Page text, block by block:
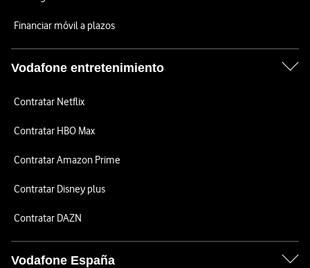
Financiar móvil a plazos
Vodafone entretenimiento
Contratar Netflix
Contratar HBO Max
Contratar Amazon Prime
Contratar Disney plus
Contratar DAZN
Vodafone España